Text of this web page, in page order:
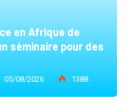
en Afrique de
séminaire pour des
05/08/2026 1388